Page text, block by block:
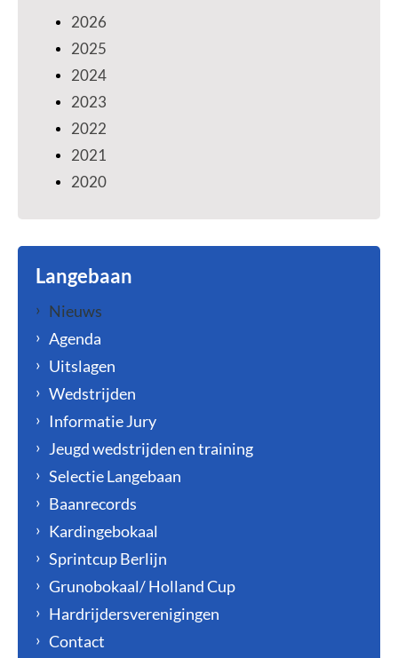
2026
2025
2024
2023
2022
2021
2020
Langebaan
Nieuws
Agenda
Uitslagen
Wedstrijden
Informatie Jury
Jeugd wedstrijden en training
Selectie Langebaan
Baanrecords
Kardingebokaal
Sprintcup Berlijn
Grunobokaal/ Holland Cup
Hardrijdersverenigingen
Contact